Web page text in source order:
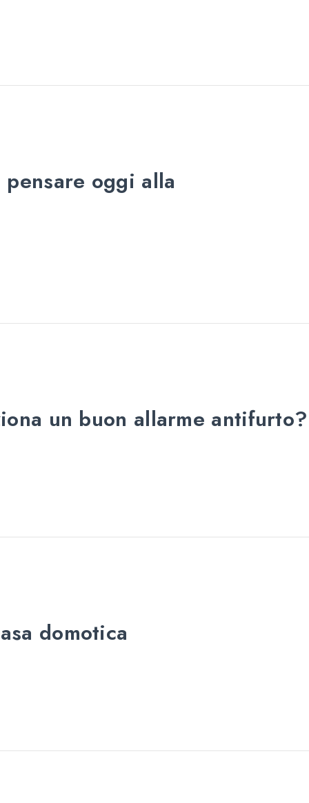
oggi alla
un buon allarme antifurto?
domotica